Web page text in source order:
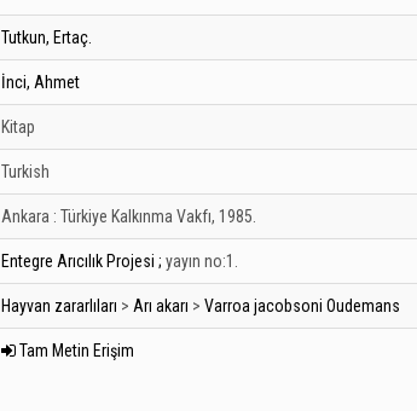
Tutkun, Ertaç.
İnci, Ahmet
Kitap
Turkish
Ankara : Türkiye Kalkınma Vakfı, 1985.
Entegre Arıcılık Projesi ; yayın no:1.
Hayvan zararlıları > Arı akarı > Varroa jacobsoni Oudemans
Tam Metin Erişim